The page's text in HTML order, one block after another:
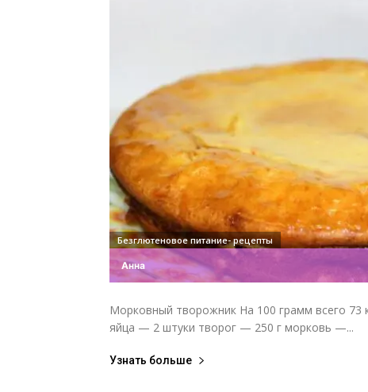
Анна
Безглютеновое питание- рецепты
Морковный творожник На 100 грамм всего
яйца — 2 штуки творог — 250 г морковь —...
Узнать больше